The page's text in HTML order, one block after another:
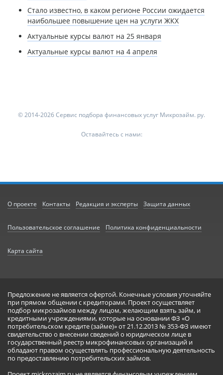
Стало известно, в каком регионе России ожидается
наибольшее повышение цен на услуги ЖКХ
Актуальные курсы валют на 25 января
Актуальные курсы валют на 4 апреля
© 2014-2026 Сервис подбора финансовых услуг Микрозайм. ру.
Оставайтесь с нами:
О проекте Контакты Редакция и эксперты Защита данных
Пользовательское соглашение Политика конфиденциальности
Карта сайта
Предложение не является офертой. Конечные условия уточняйте
при прямом общении с кредиторами. Проект осуществляет
подбор микрозаймов между лицом, желающим взять займ, и
кредитными учреждениями, которые на основании ФЗ «О
потребительском кредите (займе)» от 21.12.2013 № 353-ФЗ имеют
свидетельство о внесении сведений о юридическом лице в
государственный реестр микрофинансовых организаций и
обладают правом осуществлять профессиональную деятельность
по предоставлению потребительских займов.